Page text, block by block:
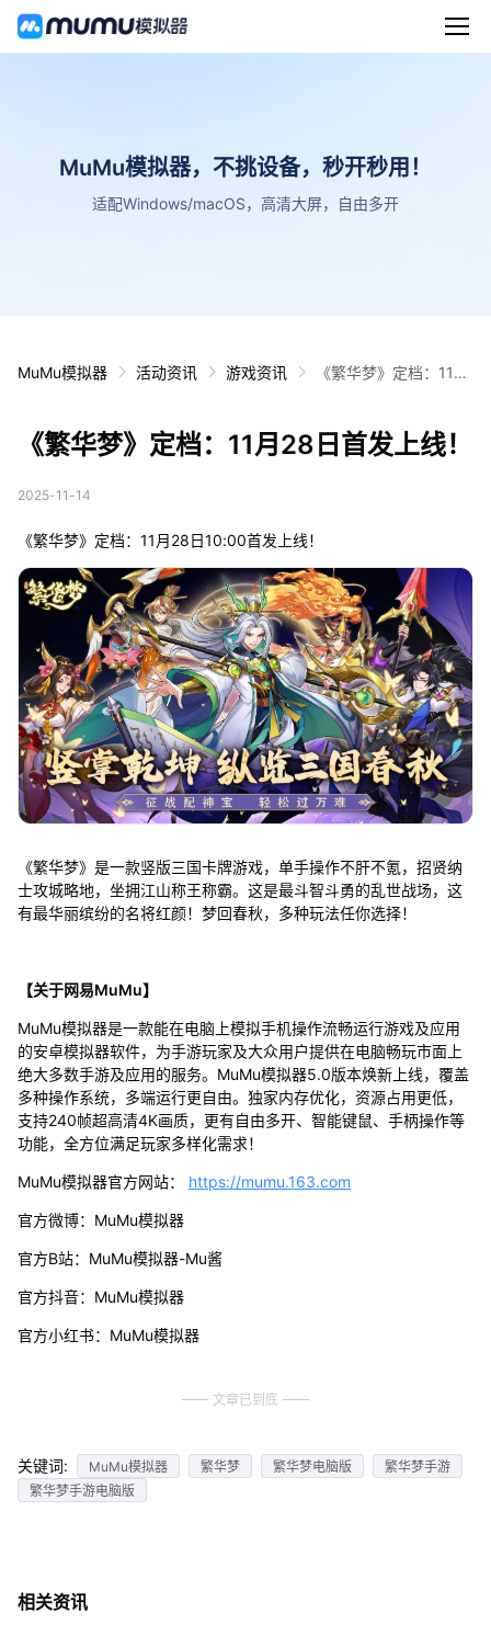
MuMu模拟器，不挑设备，秒开秒用！
适配Windows/macOS，高清大屏，自由多开
MuMu模拟器 活动资讯 游戏资讯
《繁华梦》定档：11月
《繁华梦》定档：11月28日首发上线！
2025-11-14
《繁华梦》定档：11月28日10:00首发上线！
《繁华梦》是一款竖版三国卡牌游戏，单手操作不肝不氪，招贤纳
士攻城略地，坐拥江山称王称霸。这是最斗智斗勇的乱世战场，这
有最华丽缤纷的名将红颜！梦回春秋，多种玩法任你选择！
【关于网易MuMu】
MuMu模拟器是一款能在电脑上模拟手机操作流畅运行游戏及应用
的安卓模拟器软件，为手游玩家及大众用户提供在电脑畅玩市面上
绝大多数手游及应用的服务。MuMu模拟器5.0版本焕新上线，覆盖
多种操作系统，多端运行更自由。独家内存优化，资源占用更低，
支持240帧超高清4K画质，更有自由多开、智能键鼠、手柄操作等
功能，全方位满足玩家多样化需求！
MuMu模拟器官方网站： https://mumu.163.com
官方微博：MuMu模拟器
官方B站：MuMu模拟器-Mu酱
官方抖音：MuMu模拟器
官方小红书：MuMu模拟器
文章已到底
关键词: MuMu模拟器 繁华梦 繁华梦电脑版
繁华梦手游
繁华梦手游电脑版
相关资讯